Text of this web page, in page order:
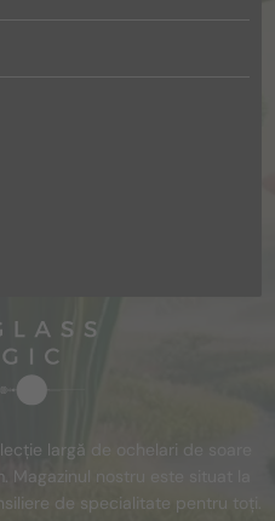
largă de ochelari de soare
nostru este situat la
de specialitate pentru toți.